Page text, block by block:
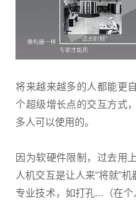
将来越来越多的人都能更
个超级增长点的交互方式
多人可以使用的。
因为软硬件限制，过去用
人机交互是让人来“将就
专业技术，如打孔...（在